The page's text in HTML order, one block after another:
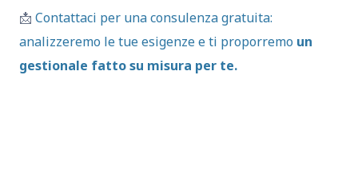
📩 Contattaci per una consulenza gratuita:
analizzeremo le tue esigenze e ti proporremo un
gestionale fatto su misura per te.